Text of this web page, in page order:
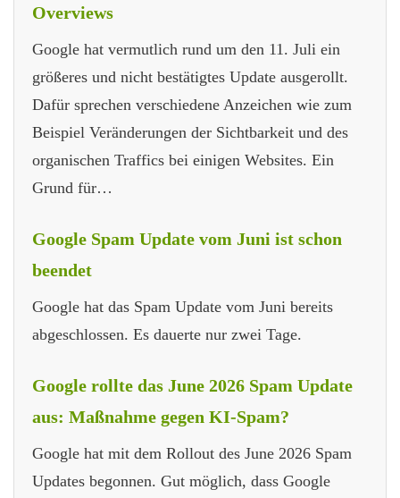
Overviews
Google hat vermutlich rund um den 11. Juli ein
größeres und nicht bestätigtes Update ausgerollt.
Dafür sprechen verschiedene Anzeichen wie zum
Beispiel Veränderungen der Sichtbarkeit und des
organischen Traffics bei einigen Websites. Ein
Grund für…
Google Spam Update vom Juni ist schon
beendet
Google hat das Spam Update vom Juni bereits
abgeschlossen. Es dauerte nur zwei Tage.
Google rollte das June 2026 Spam Update
aus: Maßnahme gegen KI-Spam?
Google hat mit dem Rollout des June 2026 Spam
Updates begonnen. Gut möglich, dass Google